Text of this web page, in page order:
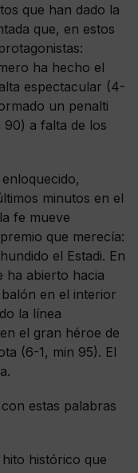
que han dado la
que, en estos
ha hecho el
espectacular (4-
un penalti
a falta de los
minutos en el
fe mueve
que merecía:
el Estadi. En
ha abierto hacia
en el interior
la línea
el gran héroe de
(6-1, min 95). El
estas palabras
histórico que